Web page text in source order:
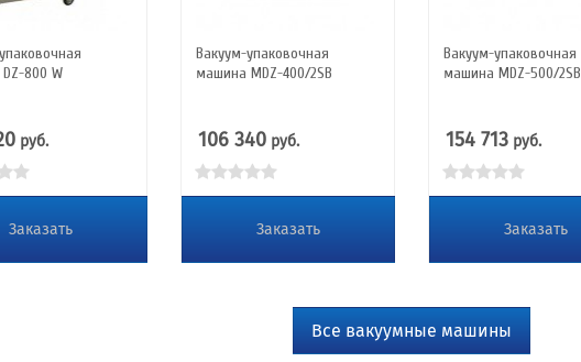
800 W
руб.
Заказать
Вакуум-упаковочная
машина MDZ-400/2SB
106 340 руб.
Заказать
Вакуум-упаковочная
машина MDZ-500/2SB
154 713 руб.
Заказать
Все вакуумные машины